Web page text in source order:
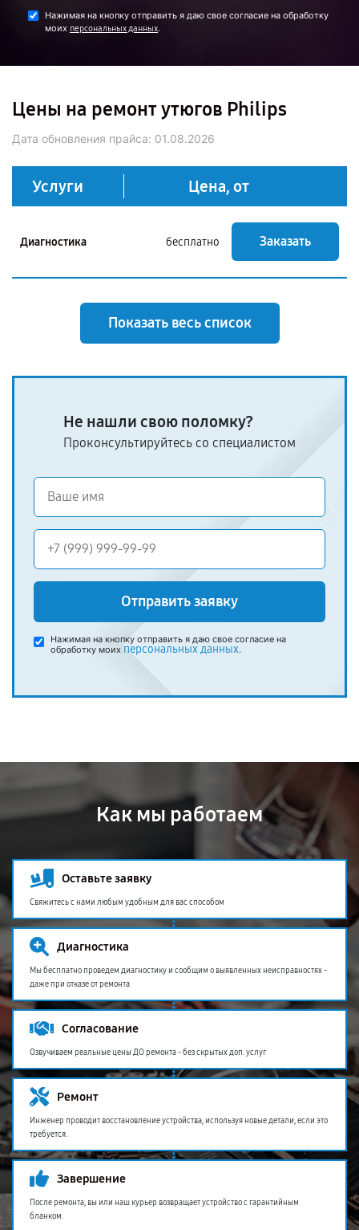
Нажимая на кнопку отправить я даю свое согласие на обработку
моих персональных данных.
Цены на ремонт утюгов Philips
Дата обновления прайса: 01.08.2026
Услуги Цена, от
Диагностика бесплатно Заказать
Показать весь список
Не нашли свою поломку?
Проконсультируйтесь со специалистом
Отправить заявку
Нажимая на кнопку отправить я даю свое согласие на
обработку моих персональных данных.
Как мы работаем
Оставьте заявку
Свяжитесь с нами любым удобным для вас способом
Диагностика
Мы бесплатно проведем диагностику и сообщим о выявленных неисправностях -
даже при отказе от ремонта
Согласование
Озвучиваем реальные цены ДО ремонта - без скрытых доп. услуг
Ремонт
Инженер проводит восстановление устройства, используя новые детали, если это
требуется.
Завершение
После ремонта, вы или наш курьер возвращает устройство с гарантийным
бланком.